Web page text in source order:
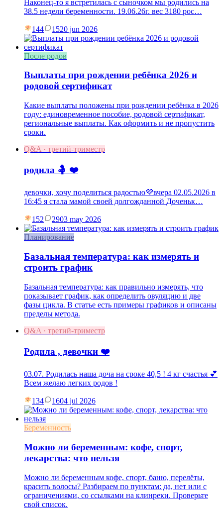
Наконец-то я встретилась с сыночком мы родились на
38.5 недели беременности. 19.06.26г. вес 3180 рос…
144 1520 jun 2026
После родов
Выплаты при рождении ребёнка 2026 и
родовой сертификат
Какие выплаты положены при рождении ребёнка в 2026
году: единовременное пособие, родовой сертификат,
региональные выплаты. Как оформить и не пропустить
сроки.
Q&A · третий-триместр
родила 🤱 ❤️
девочки, хочу поделиться радостью💜вчера 02.05.2026 в
16:45 я стала мамой своей долгожданной Доченьк…
152 2903 may 2026
Планирование
Базальная температура: как измерять и
строить график
Базальная температура: как правильно измерять, что
показывает график, как определить овуляцию и две
фазы цикла. В статье есть примеры графиков и описаны
пределы метода.
Q&A · третий-триместр
Родила , девочки ❤️
03.07. Родилась наша доча на сроке 40,5 ! 4 кг счастья 💕
Всем желаю легких родов !
134 1604 jul 2026
Беременность
Можно ли беременным: кофе, спорт,
лекарства: что нельзя
Можно ли беременным кофе, спорт, баню, перелёты,
красить волосы? Разбираем по пунктам: да, нет или с
ограничениями, со ссылками на клинреки. Проверьте
свой список.